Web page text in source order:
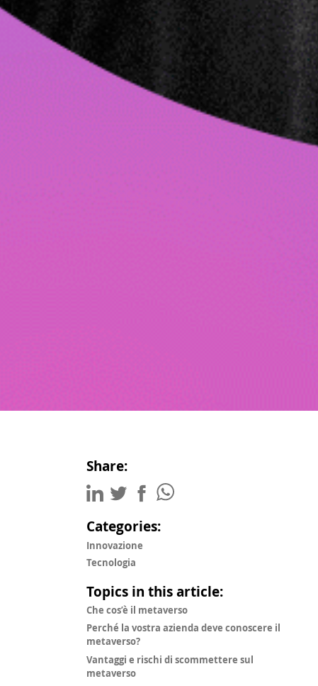
Share:
Categories:
Innovazione
Tecnologia
Topics in this article:
Che cos’è il metaverso
Perché la vostra azienda deve conoscere il
metaverso?
Vantaggi e rischi di scommettere sul
metaverso